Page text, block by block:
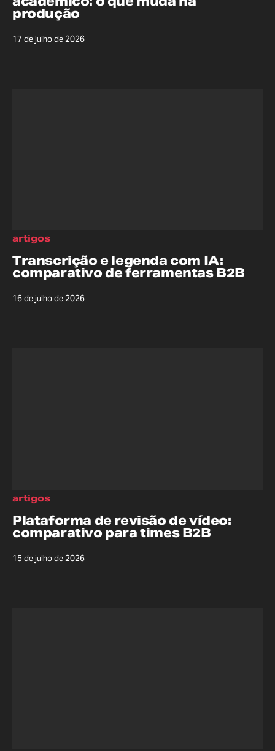
produção
17 de julho de 2026
Transcrição e legenda com IA:
comparativo de ferramentas B2B
16 de julho de 2026
artigos
Plataforma de revisão de vídeo:
comparativo para times B2B
15 de julho de 2026
artigos